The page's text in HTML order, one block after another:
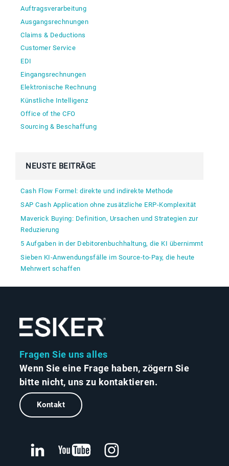
Auftragsverarbeitung
Ausgangsrechnungen
Claims & Deductions
Customer Service
EDI
Eingangsrechnungen
Elektronische Rechnung
Künstliche Intelligenz
Office of the CFO
Sourcing & Beschaffung
NEUSTE BEITRÄGE
Cash Flow Formel: direkte und indirekte Methode
SAP Cash Application ohne zusätzliche ERP-Komplexität
Maverick Buying: Definition, Ursachen und Strategien zur
Reduzierung
5 Aufgaben in der Debitorenbuchhaltung, die KI übernimmt
Sieben KI-Anwendungsfälle im Source-to-Pay, die heute
Mehrwert schaffen
Fragen Sie uns alles
Wenn Sie eine Frage haben, zögern Sie
bitte nicht, uns zu kontaktieren.
Kontakt